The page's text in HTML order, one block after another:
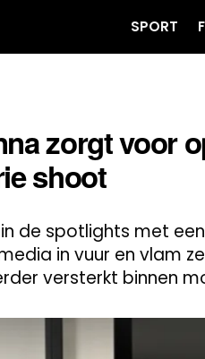
SPORT
zorgt voor
shoot
de spotlights met
in vuur en vlam
versterkt binnen